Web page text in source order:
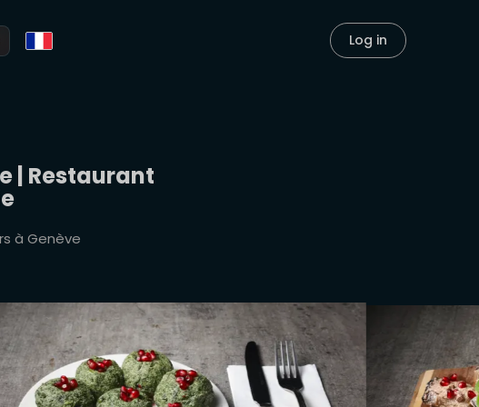
Log in
| Restaurant
à Genève